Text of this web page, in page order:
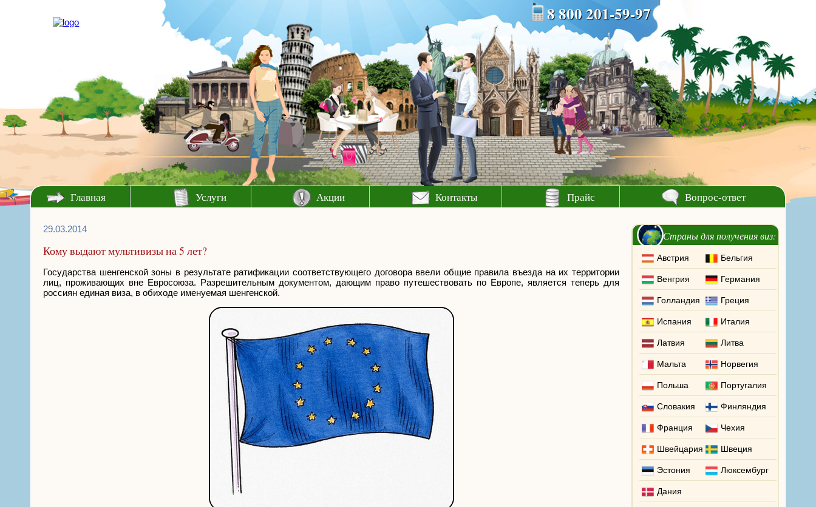
8 800 201-59-97
Главная Услуги Акции Контакты Прайс Вопрос-ответ
Страны для получения виз:
Австрия Бельгия
Венгрия Германия
Голландия Греция
Испания Италия
Латвия Литва
Мальта Норвегия
Польша Португалия
Словакия Финляндия
Франция Чехия
Швейцария Швеция
Эстония Люксембург
Дания
29.03.2014
Кому выдают мультивизы на 5 лет?
Государства шенгенской зоны в результате ратификации соответствующего договора ввели общие правила въезда на их территории
лиц, проживающих вне Евросоюза. Разрешительным документом, дающим право путешествовать по Европе, является теперь для
россиян единая виза, в обиходе именуемая шенгенской.